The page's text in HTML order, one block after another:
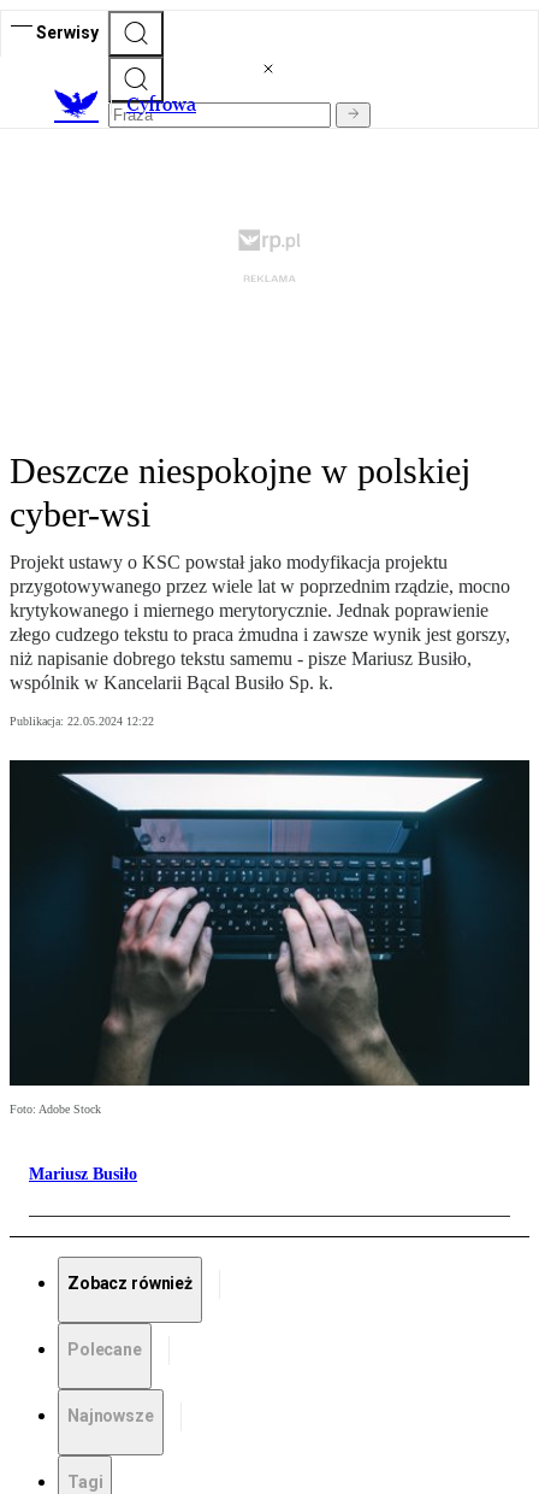
Serwisy
Cyfrowa
Deszcze niespokojne w polskiej
cyber-wsi
Projekt ustawy o KSC powstał jako modyfikacja projektu
przygotowywanego przez wiele lat w poprzednim rządzie, mocno
krytykowanego i miernego merytorycznie. Jednak poprawienie
złego cudzego tekstu to praca żmudna i zawsze wynik jest gorszy,
niż napisanie dobrego tekstu samemu - pisze Mariusz Busiło,
wspólnik w Kancelarii Bącal Busiło Sp. k.
Publikacja: 22.05.2024 12:22
Foto: Adobe Stock
Mariusz Busiło
Zobacz również
Polecane
Najnowsze
Tagi